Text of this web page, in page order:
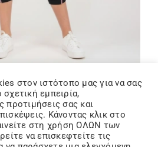
με Κολάν για Κορίτσι
στον ιστότοπo μας για να σας
εμπειρία,
προτιμήσεις σας και
Κάνοντας κλικ στο
στη χρήση ΟΛΩΝ των
να επισκεφτείτε τις